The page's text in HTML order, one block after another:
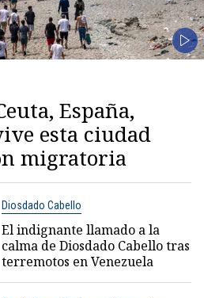
España,
esta ciudad
migratoria
Diosdado Cabello
El indignante llamado a la
calma de Diosdado Cabello tras
terremotos en Venezuela